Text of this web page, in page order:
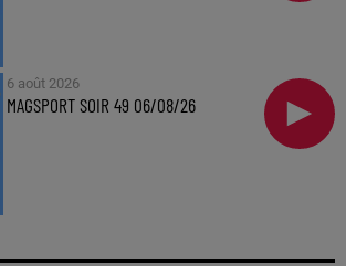
6 août 2026
MAGSPORT SOIR 49 06/08/26